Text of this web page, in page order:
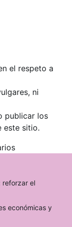
el respeto a
ni
publicar los
este sitio.
reforzar el
económicas y